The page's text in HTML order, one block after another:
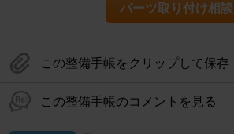
パーツ取り付け相談
この整備手帳をクリップして保存
この整備手帳のコメントを見る